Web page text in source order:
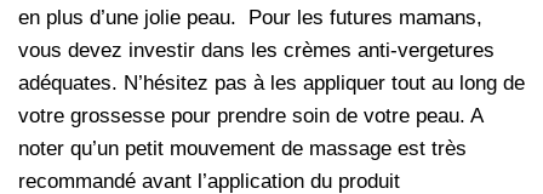
en plus d’une jolie peau. Pour les futures mamans,
vous devez investir dans les crèmes anti-vergetures
adéquates. N’hésitez pas à les appliquer tout au long de
votre grossesse pour prendre soin de votre peau. A
noter qu’un petit mouvement de massage est très
recommandé avant l’application du produit